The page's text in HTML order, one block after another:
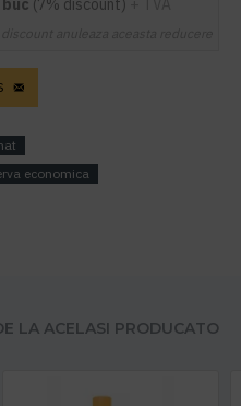
buc (7% discount)
economica
LA ACELASI PRODUCATOR